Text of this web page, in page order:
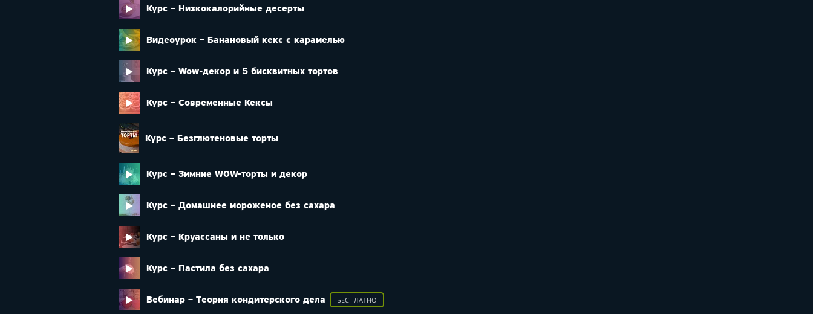
Курс – Низкокалорийные десерты
Видеоурок – Банановый кекс с карамелью
Курс – Wow-декор и 5 бисквитных тортов
Курс – Современные Кексы
Курс – Безглютеновые торты
Курс – Зимние WOW-торты и декор
Курс – Домашнее мороженое без сахара
Курс – Круассаны и не только
Курс – Пастила без сахара
Вебинар – Теория кондитерского дела БЕСПЛАТНО